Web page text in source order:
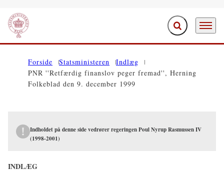
Gå til forsiden Fold søgefelt ud
Menu
Forside Statsministeren
Indlæg
PNR ''Retfærdig finanslov peger fremad'', Herning
Folkeblad den 9. december 1999
Indholdet på denne side vedrører regeringen Poul Nyrup Rasmussen IV
(1998-2001)
INDLÆG